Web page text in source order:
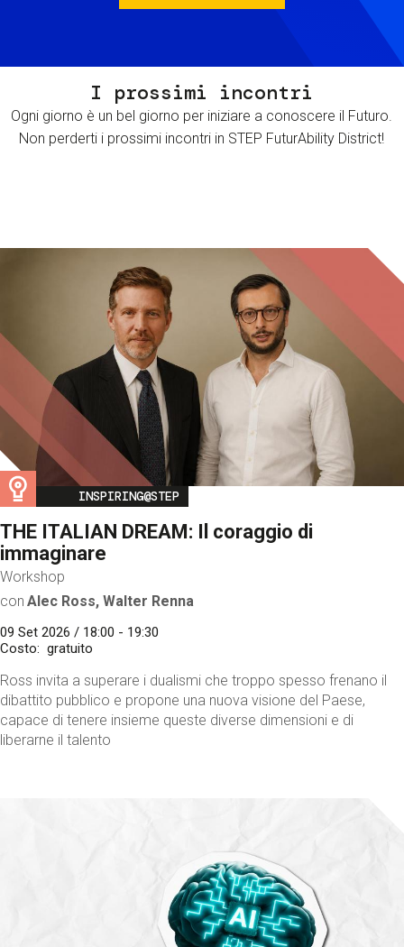
I prossimi incontri
Ogni giorno è un bel giorno per iniziare a conoscere il Futuro.
Non perderti i prossimi incontri in STEP FuturAbility District!
Image
INSPIRING@STEP
THE ITALIAN DREAM: Il coraggio di
immaginare
Workshop
con Alec Ross, Walter Renna
09 Set 2026 / 18:00 - 19:30
Costo
gratuito
Ross invita a superare i dualismi che troppo spesso frenano il
dibattito pubblico e propone una nuova visione del Paese,
capace di tenere insieme queste diverse dimensioni e di
liberarne il talento